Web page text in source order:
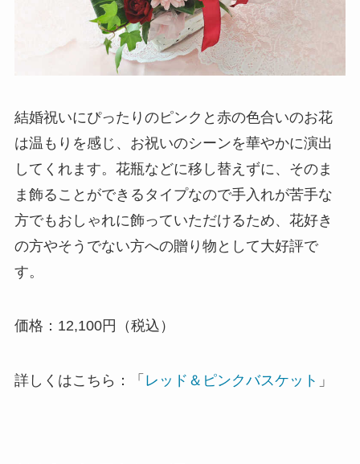
結婚祝いにぴったりのピンクと赤の色合いのお花
は温もりを感じ、お祝いのシーンを華やかに演出
してくれます。花瓶などに移し替えずに、そのま
ま飾ることができるタイプなので手入れが苦手な
方でもおしゃれに飾っていただけるため、花好き
の方やそうでない方への贈り物として大好評で
す。
価格：12,100円（税込）
詳しくはこちら：「 レッド＆ピンクバスケット 」